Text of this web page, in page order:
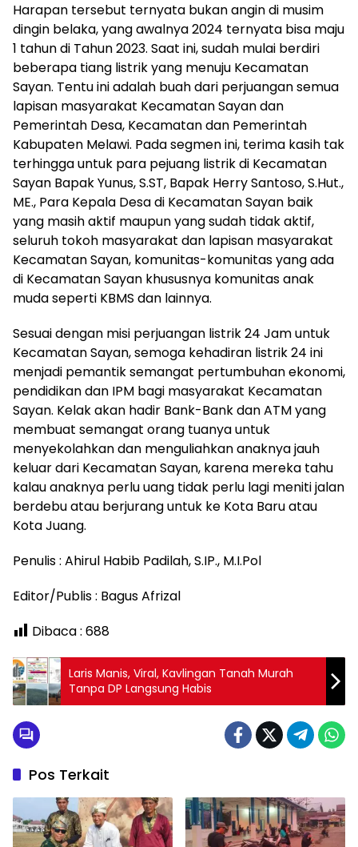
Harapan tersebut ternyata bukan angin di musim
dingin belaka, yang awalnya 2024 ternyata bisa maju
1 tahun di Tahun 2023. Saat ini, sudah mulai berdiri
beberapa tiang listrik yang menuju Kecamatan
Sayan. Tentu ini adalah buah dari perjuangan semua
lapisan masyarakat Kecamatan Sayan dan
Pemerintah Desa, Kecamatan dan Pemerintah
Kabupaten Melawi. Pada segmen ini, terima kasih tak
terhingga untuk para pejuang listrik di Kecamatan
Sayan Bapak Yunus, S.ST, Bapak Herry Santoso, S.Hut.,
ME., Para Kepala Desa di Kecamatan Sayan baik
yang masih aktif maupun yang sudah tidak aktif,
seluruh tokoh masyarakat dan lapisan masyarakat
Kecamatan Sayan, komunitas-komunitas yang ada
di Kecamatan Sayan khususnya komunitas anak
muda seperti KBMS dan lainnya.
Sesuai dengan misi perjuangan listrik 24 Jam untuk
Kecamatan Sayan, semoga kehadiran listrik 24 ini
menjadi pemantik semangat pertumbuhan ekonomi,
pendidikan dan IPM bagi masyarakat Kecamatan
Sayan. Kelak akan hadir Bank-Bank dan ATM yang
membuat semangat orang tuanya untuk
menyekolahkan dan menguliahkan anaknya jauh
keluar dari Kecamatan Sayan, karena mereka tahu
kalau anaknya perlu uang tidak perlu lagi meniti jalan
berdebu atau berjurang untuk ke Kota Baru atau
Kota Juang.
Penulis : Ahirul Habib Padilah, S.IP., M.I.Pol
Editor/Publis : Bagus Afrizal
Dibaca : 688
Laris Manis, Viral, Kavlingan Tanah Murah
Tanpa DP Langsung Habis
Pos Terkait